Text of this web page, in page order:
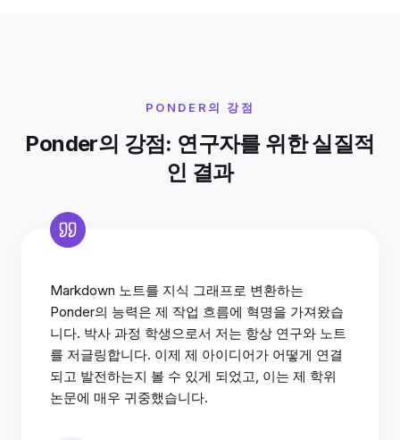
PONDER의 강점
Ponder의 강점: 연구자를 위한 실질적
인 결과
Markdown 노트를 지식 그래프로 변환하는
Ponder의 능력은 제 작업 흐름에 혁명을 가져왔습
니다. 박사 과정 학생으로서 저는 항상 연구와 노트
를 저글링합니다. 이제 제 아이디어가 어떻게 연결
되고 발전하는지 볼 수 있게 되었고, 이는 제 학위
논문에 매우 귀중했습니다.